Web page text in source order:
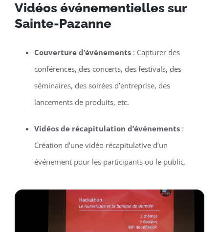
Vidéos événementielles sur
Sainte-Pazanne
Couverture d’événements: Capturer des
conférences, des concerts, des festivals, des
séminaires, des soirées d’entreprise, des
lancements de produits, etc.
Vidéos de récapitulation d’événements:
Création d’une vidéo récapitulative d’un
événement pour les participants ou le public.